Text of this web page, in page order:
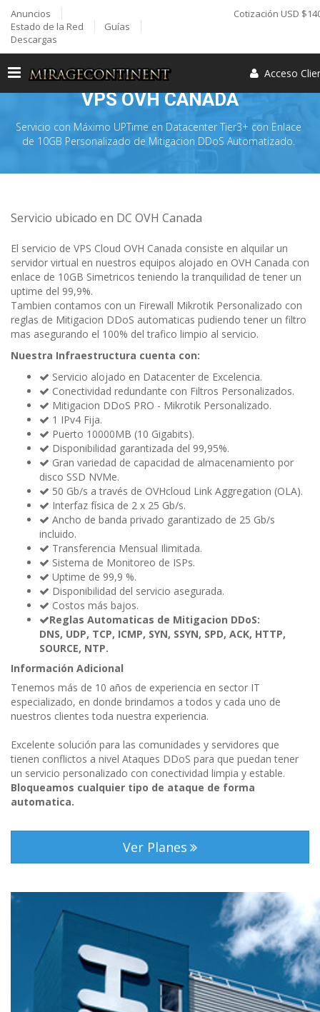
Anuncios
Estado de la Red
Guías
Descargas
Cotización USD
Acceso
VPS OVH CANADA
Servicio con Máximo UPTime en Datacenter Tier3+ con Enlace
de 10GB Personalizado de Mitigacion DDoS Automatizado.
Servicio ubicado en DC OVH Canada
El servicio de VPS Cloud OVH Canada consiste en alquilar un
servidor virtual en nuestros equipos alojado en OVH Canada con
enlace de 10GB Simetricos teniendo la tranquilidad de tener un
uptime del 99,9%.
Tambien contamos con un Firewall Mikrotik Personalizado con
reglas de Mitigacion DDoS automaticas pudiendo tener un filtro
mas asegurando el 100% del trafico limpio al servicio.
Nuestra Infraestructura cuenta con:
Servicio alojado en Datacenter de Excelencia.
Conectividad redundante con Filtros Personalizados.
Mitigacion DDoS PRO - Mikrotik Personalizado.
1 IPv4 Fija.
Puerto 10000MB (10 Gigabits).
Disponibilidad garantizada del 99,95%.
Gran variedad de capacidad de almacenamiento por
disco SSD NVMe.
50 Gb/s a través de OVHcloud Link Aggregation (OLA).
Interfaz física de 2 x 25 Gb/s.
Ancho de banda privado garantizado de 25 Gb/s
incluido.
Transferencia Mensual Ilimitada.
Sistema de Monitoreo de ISPs.
Uptime de 99,9 %.
Disponibilidad del servicio asegurada.
Costos más bajos.
Reglas Automaticas de Mitigacion DDoS:
DNS, UDP, TCP, ICMP, SYN, SSYN, SPD, ACK, HTTP,
SOURCE, NTP.
Información Adicional
Tenemos más de 10 años de experiencia en sector IT
especializado, en donde brindamos a todos y cada uno de
nuestros clientes toda nuestra experiencia.
Excelente solución para las comunidades y servidores que
tienen conflictos a nivel Ataques DDoS para que puedan tener
un servicio personalizado con conectividad limpia y estable.
Bloqueamos cualquier tipo de ataque de forma
automatica.
Ver Planes